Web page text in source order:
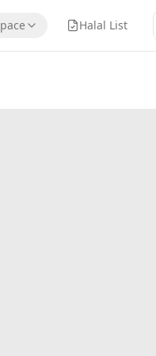
Halal List